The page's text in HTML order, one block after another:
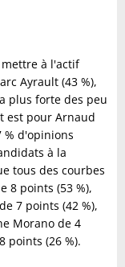
mettre à l'actif
Ayrault (43 %),
plus forte des peu
est pour Arnaud
% d'opinions
à la
tous des courbes
8 points (53 %),
7 points (42 %),
Morano de 4
points (26 %).